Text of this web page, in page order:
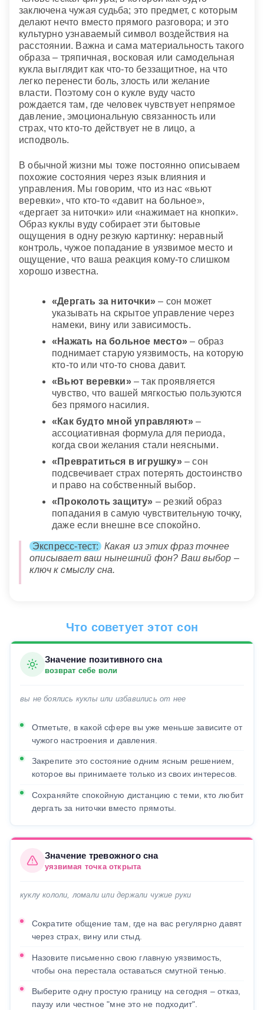
заключена чужая судьба; это предмет, с которым
делают нечто вместо прямого разговора; и это
культурно узнаваемый символ воздействия на
расстоянии. Важна и сама материальность такого
образа – тряпичная, восковая или самодельная
кукла выглядит как что-то беззащитное, на что
легко перенести боль, злость или желание
власти. Поэтому сон о кукле вуду часто
рождается там, где человек чувствует непрямое
давление, эмоциональную связанность или
страх, что кто-то действует не в лицо, а
исподволь.
В обычной жизни мы тоже постоянно описываем
похожие состояния через язык влияния и
управления. Мы говорим, что из нас «вьют
веревки», что кто-то «давит на больное»,
«дергает за ниточки» или «нажимает на кнопки».
Образ куклы вуду собирает эти бытовые
ощущения в одну резкую картинку: неравный
контроль, чужое попадание в уязвимое место и
ощущение, что ваша реакция кому-то слишком
хорошо известна.
«Дергать за ниточки» – сон может
указывать на скрытое управление через
намеки, вину или зависимость.
«Нажать на больное место» – образ
поднимает старую уязвимость, на которую
кто-то или что-то снова давит.
«Вьют веревки»– так проявляется
чувство, что вашей мягкостью пользуются
без прямого насилия.
«Как будто мной управляют» –
ассоциативная формула для периода,
когда свои желания стали неясными.
«Превратиться в игрушку»– сон
подсвечивает страх потерять достоинство
и право на собственный выбор.
«Проколоть защиту» – резкий образ
попадания в самую чувствительную точку,
даже если внешне все спокойно.
Экспресс-тест:
Какая из этих фраз точнее
описывает ваш нынешний фон? Ваш выбор –
ключ к смыслу сна.
Что советует этот сон
Значение позитивного сна
возврат себе воли
вы не боялись куклы или избавились от нее
Отметьте, в какой сфере вы уже меньше зависите от
чужого настроения и давления.
Закрепите это состояние одним ясным решением,
которое вы принимаете только из своих интересов.
Сохраняйте спокойную дистанцию с теми, кто любит
дергать за ниточки вместо прямоты.
Значение тревожного сна
уязвимая точка открыта
куклу кололи, ломали или держали чужие руки
Сократите общение там, где на вас регулярно давят
через страх, вину или стыд.
Назовите письменно свою главную уязвимость,
чтобы она перестала оставаться смутной тенью.
Выберите одну простую границу на сегодня – отказ,
паузу или честное "мне это не подходит".